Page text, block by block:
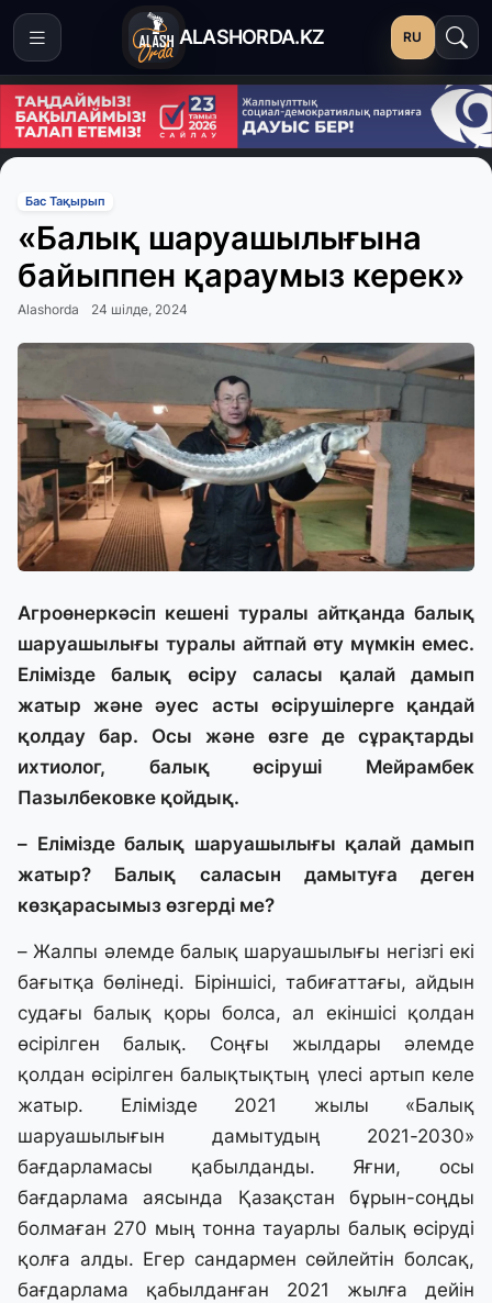
ALASHORDA.KZ RU
Бас Тақырып
«Балық шаруашылығына
байыппен қараумыз керек»
Alashorda 24 шілде, 2024
Агроөнеркәсіп кешені туралы айтқанда балық
шаруашылығы туралы айтпай өту мүмкін емес.
Елімізде балық өсіру саласы қалай дамып
жатыр және әуес асты өсірушілерге қандай
қолдау бар. Осы және өзге де сұрақтарды
ихтиолог, балық өсіруші Мейрамбек
Пазылбековке қойдық.
– Елімізде балық шаруашылығы қалай дамып
жатыр? Балық саласын дамытуға деген
көзқарасымыз өзгерді ме?
– Жалпы әлемде балық шаруашылығы негізгі екі
бағытқа бөлінеді. Біріншісі, табиғаттағы, айдын
судағы балық қоры болса, ал екіншісі қолдан
өсірілген балық. Соңғы жылдары әлемде
қолдан өсірілген балықтықтың үлесі артып келе
жатыр. Елімізде 2021 жылы «Балық
шаруашылығын дамытудың 2021-2030»
бағдарламасы қабылданды. Яғни, осы
бағдарлама аясында Қазақстан бұрын-соңды
болмаған 270 мың тонна тауарлы балық өсіруді
қолға алды. Егер сандармен сөйлейтін болсақ,
бағдарлама қабылданған 2021 жылға дейін